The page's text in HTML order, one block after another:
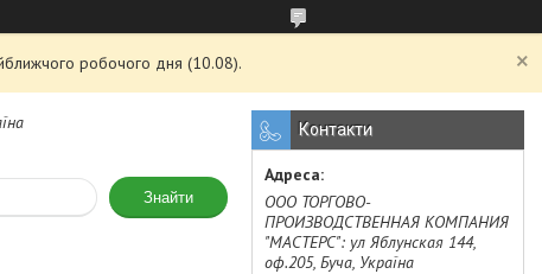
робочого дня (10.08).
Знайти
Контакти
ООО ТОРГОВО-
ПРОИЗВОДСТВЕННАЯ КОМПАНИЯ
"МАСТЕРС": ул Яблунская 144,
оф.205, Буча, Україна